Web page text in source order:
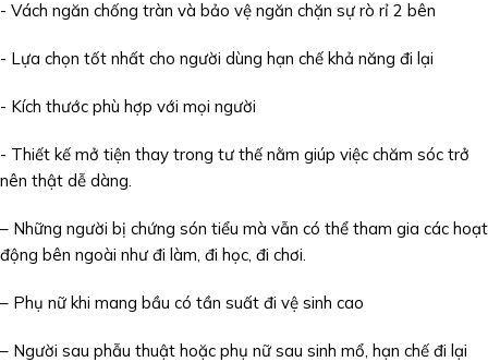
-️ Vách ngăn chống tràn và bảo vệ ngăn chặn sự rò rỉ 2 bên
-️ Lựa chọn tốt nhất cho người dùng hạn chế khả năng đi lại
-️ Kích thước phù hợp với mọi người
-️ Thiết kế mở tiện thay trong tư thế nằm giúp việc chăm sóc trở
nên thật dễ dàng.
– Những người bị chứng són tiểu mà vẫn có thể tham gia các hoạt
động bên ngoài như đi làm, đi học, đi chơi.
– Phụ nữ khi mang bầu có tần suất đi vệ sinh cao
– Người sau phẫu thuật hoặc phụ nữ sau sinh mổ, hạn chế đi lại